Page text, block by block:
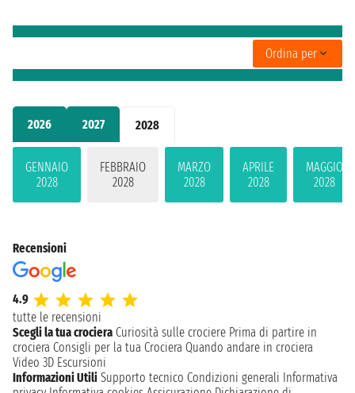
2026 2027 2028
GENNAIO
2028
FEBBRAIO
2028
MARZO
2028
APRILE
2028
MAGGIO
2028
Ordina per
Recensioni
4.9
tutte le recensioni
Scegli la tua crociera Curiosità sulle crociere Prima di partire in
crociera Consigli per la tua Crociera Quando andare in crociera
Video 3D Escursioni
Informazioni Utili Supporto tecnico Condizioni generali Informativa